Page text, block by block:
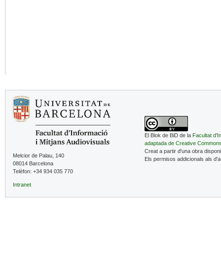
Melcior de Palau, 140
08014 Barcelona
Telèfon: +34 934 035 770
Intranet
El Blok de BiD de la Facultat
adaptada de Creative
Creat a partir d'una obra
Els permisos addicionals als